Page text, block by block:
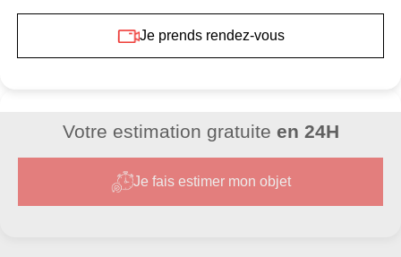
**Reconnaissance de l’oeuvre**
Je prends rendez-vous
Votre estimation gratuite en 24H
Je fais estimer mon objet